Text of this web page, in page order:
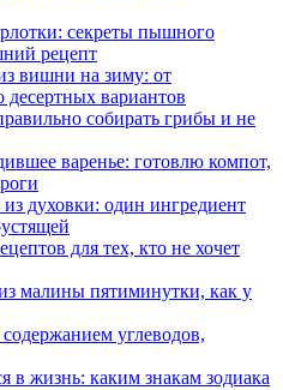
секреты пышного
рецепт
вишни на зиму: от
десертных вариантов
собирать грибы и не
варенье: готовлю компот,
духовки: один ингредиент
для тех, кто не хочет
малины пятиминутки, как у
углеводов,
в жизнь: каким знакам зодиака